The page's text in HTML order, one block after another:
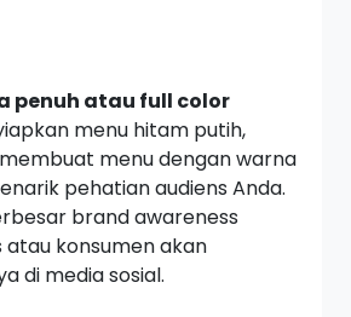
penuh atau full color
menu hitam putih,
menu dengan warna
pehatian audiens Anda.
brand awareness
atau konsumen akan
di media sosial.